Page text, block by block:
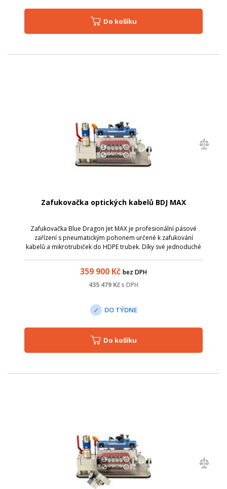
Do košíku
Zafukovačka optických kabelů BDJ MAX
Zafukovačka Blue Dragon Jet MAX je profesionální pásové
zařízení s pneumatickým pohonem určené k zafukování
kabelů a mikrotrubiček do HDPE trubek. Díky své jednoduché
359 900 Kč bez DPH
435 479 Kčs DPH
DO TÝDNE
Do košíku